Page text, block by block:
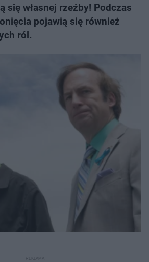
się własnej rzeźby! Podczas
pojawią się również
ról.